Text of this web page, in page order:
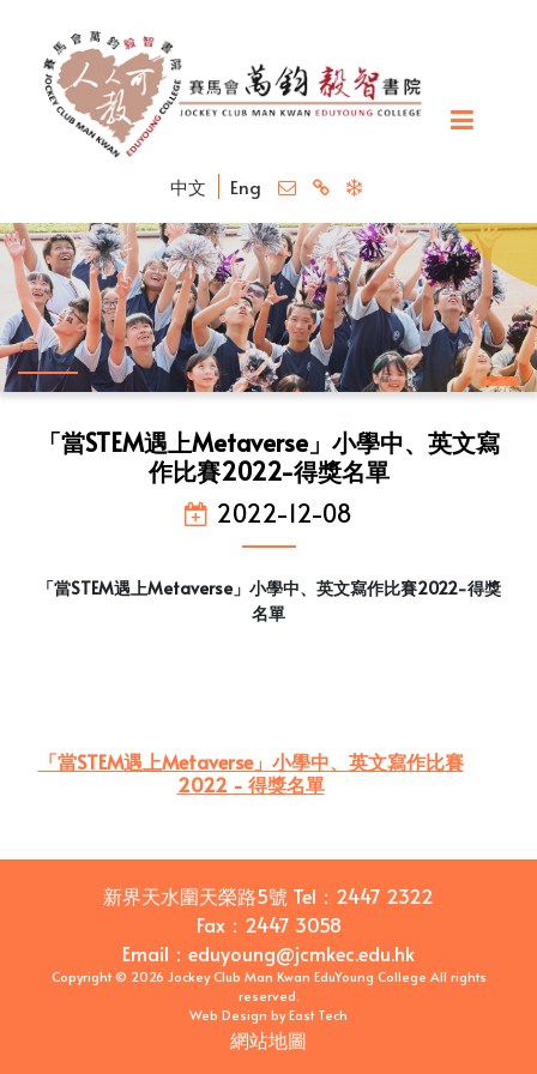
中文 Eng
「當STEM遇上Metaverse」小學中、英文寫
作比賽2022-得獎名單
2022-12-08
「當STEM遇上Metaverse」小學中、英文寫作比賽2022-得獎
名單
「當STEM遇上Metaverse」小學中、英文寫作比賽
2022 - 得獎名單
新界天水圍天榮路5號 Tel： 2447 2322
Fax： 2447 3058
Email ： eduyoung@jcmkec.edu.hk
Copyright © 2026 Jockey Club Man Kwan EduYoung College All rights
reserved.
Web Design byEast Tech
網站地圖